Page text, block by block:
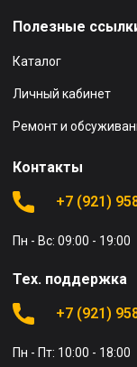
Полезные
Каталог
Личный кабинет
Ремонт и
Контакты
+7 (921)
Пн - Вс: 09:00 - 19:00
Тех. поддержка
+7 (921)
Пн - Пт: 10:00 - 18:00